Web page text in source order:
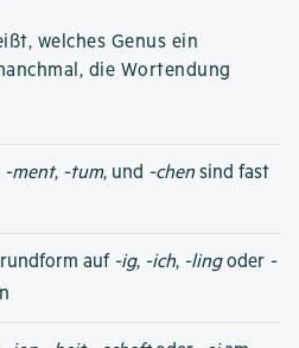
welches Genus ein
die Wortendung
-ment, -tum, und -chen sind fast
auf -ig, -ich, -lingoder -